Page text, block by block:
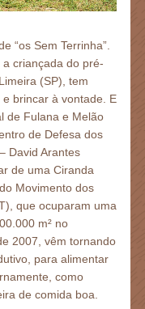
“os Sem Terrinha”.
criançada do pré-
(SP), tem
brincar à vontade. E
de Fulana e Melão
de Defesa dos
David Arantes
de uma Ciranda
Movimento dos
que ocuparam uma
m² no
2007, vêm tornando
para alimentar
como
de comida boa.